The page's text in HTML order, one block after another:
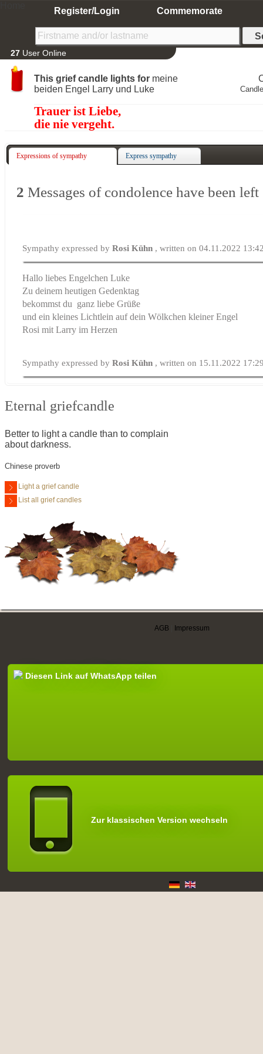
Register/Login Commemorate
27 User Online
This grief candle lights for meine
beiden Engel Larry und Luke
Trauer ist Liebe,
die nie vergeht.
Expressions of sympathy Express sympathy
2 Messages of condolence have been left
Sympathy expressed byRosi Kühn , written on 04.11.2022
Hallo liebes Engelchen Luke
Zu deinem heutigen Gedenktag
bekommst du ganz liebe Grüße
und ein kleines Lichtlein auf dein Wölkchen kleiner Engel
Rosi mit Larry im Herzen
Sympathy expressed byRosi Kühn , written on 15.11.2022
Eternal griefcandle
Better to light a candle than to complain
about darkness.
Chinese proverb
Light a grief candle
List all grief candles
AGB Impressum
Diesen Link auf WhatsApp teilen
Zur klassischen Version wechseln